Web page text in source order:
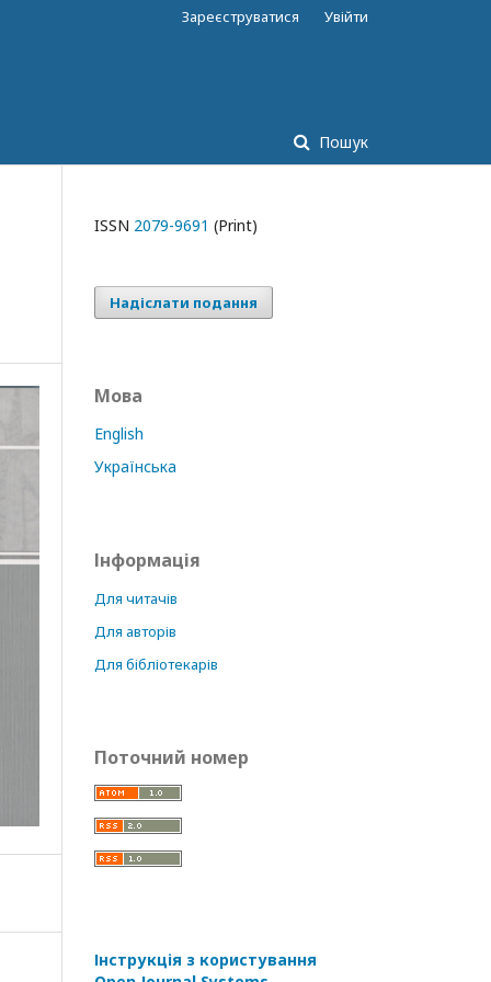
Пошук
Зареєструватися Увійти
ISSN 2079-9691 (Print)
Надіслати подання
Мова
English
Українська
Інформація
Для читачів
Для авторів
Для бібліотекарів
Поточний номер
Інструкція з користування